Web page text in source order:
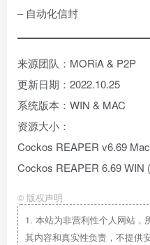
– 自动化信封
来源团队：MORiA & P2P
更新日期：2022.10.25
系统版本：WIN & MAC
资源大小：
Cockos REAPER v6.69
Cockos REAPER 6.69 WIN
© 版权声明
1. 本站为非营利性个人网站，
其内容和真实性负责，不提供